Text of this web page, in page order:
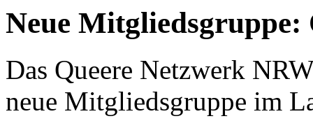
Neue Mitgliedsgruppe:
Das Queere Netzwerk
neue Mitgliedsgruppe im